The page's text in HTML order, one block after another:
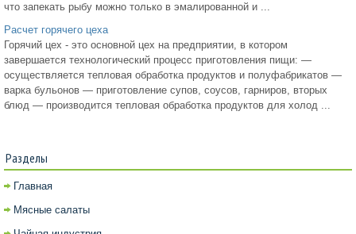
что запекать рыбу можно только в эмалированной и ...
Расчет горячего цеха
Горячий цех - это основной цех на предприятии, в котором
завершается технологический процесс приготовления пищи: —
осуществляется тепловая обработка продуктов и полуфабрикатов —
варка бульонов — приготовление супов, соусов, гарниров, вторых
блюд — производится тепловая обработка продуктов для холод ...
Разделы
Главная
Мясные салаты